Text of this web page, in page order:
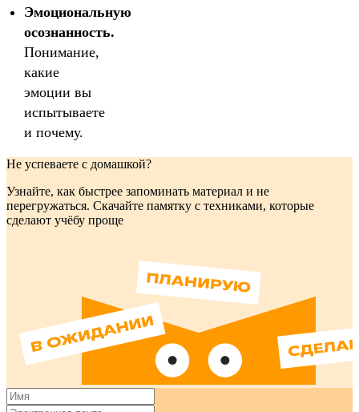
Эмоциональную
осознанность.
Понимание,
какие
эмоции вы
испытываете
и почему.
Не успеваете с домашкой?
Узнайте, как быстрее запоминать материал и не
перегружаться. Скачайте памятку с техниками, которые
сделают учёбу проще